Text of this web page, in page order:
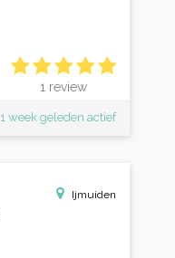
1 review
1 week geleden actief
Ijmuiden